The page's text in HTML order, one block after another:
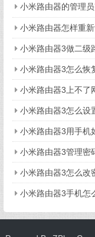
小米路由器的管理
小米路由器怎样重
小米路由器3做二级
小米路由器3怎么恢
小米路由器3上不了
小米路由器3怎么设
小米路由器3用手机
小米路由器3管理密
小米路由器3怎么改
小米路由器3手机怎